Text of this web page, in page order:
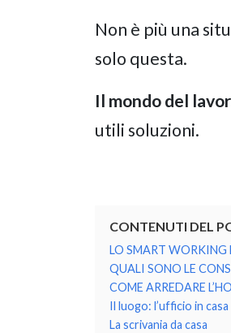
Non è più una
solo questa.
Il mondo del
utili soluzioni.
CONTENUTI DEL
LO SMART WORKING
QUALI SONO LE
COME ARREDARE
Il luogo: l’ufficio in casa
La scrivania da casa